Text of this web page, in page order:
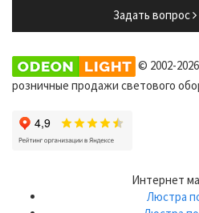
Задать вопрос
© 2002-
розничные продажи светового
Интернет
Люстра